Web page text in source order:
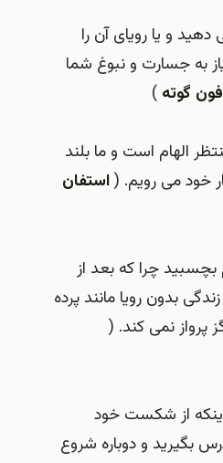
و یا رویای آن را
به جسارت و نبوغ شما
گوته )
الهام است و ما بلند
خود می رویم. (استفان
بچسبید چرا که بعد از
بدون رویا مانند پرده
پرواز نمی کند. (
از شکست خود
بگیرید و دوباره شروع